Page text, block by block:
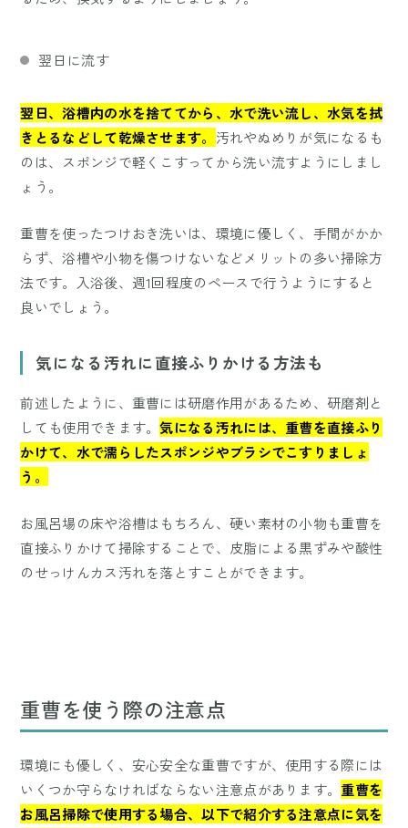
翌日に流す
翌日、浴槽内の水を捨ててから、水で洗い流し、水気を拭
きとるなどして乾燥させます。 汚れやぬめりが気になるも
のは、スポンジで軽くこすってから洗い流すようにしまし
ょう。
重曹を使ったつけおき洗いは、環境に優しく、手間がかか
らず、浴槽や小物を傷つけないなどメリットの多い掃除方
法です。入浴後、週1回程度のペースで行うようにすると
良いでしょう。
気になる汚れに直接ふりかける方法も
前述したように、重曹には研磨作用があるため、研磨剤と
しても使用できます。気になる汚れには、重曹を直接ふり
かけて、水で濡らしたスポンジやブラシでこすりましょ
う。
お風呂場の床や浴槽はもちろん、硬い素材の小物も重曹を
直接ふりかけて掃除することで、皮脂による黒ずみや酸性
のせっけんカス汚れを落とすことができます。
重曹を使う際の注意点
環境にも優しく、安心安全な重曹ですが、使用する際には
いくつか守らなければならない注意点があります。 重曹を
お風呂掃除で使用する場合、以下で紹介する注意点に気を